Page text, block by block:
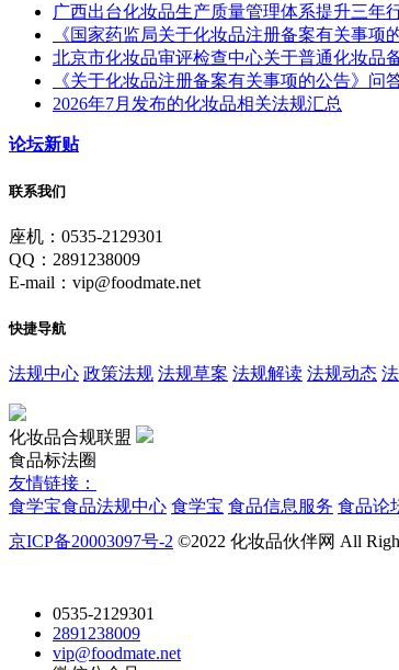
广西出台化妆品生产质量管理体系提升​三年
《国家药监局关于化妆品注册备案有关事项
北京市化妆品审评检查中心关于普通化妆品
《关于化妆品注册备案有关事项的公告》问
2026年7月发布的化妆品相关法规汇总
论坛新贴
联系我们
座机：0535-2129301
QQ：2891238009
E-mail：vip@foodmate.net
快捷导航
法规中心 政策法规 法规草案 法规解读 法规动态
化妆品合规联盟
食品标法圈
友情链接：
食学宝食品法规中心 食学宝 食品信息服务 食品论
京ICP备20003097号-2 ©2022 化妆品伙伴网 All
0535-2129301
2891238009
vip@foodmate.net